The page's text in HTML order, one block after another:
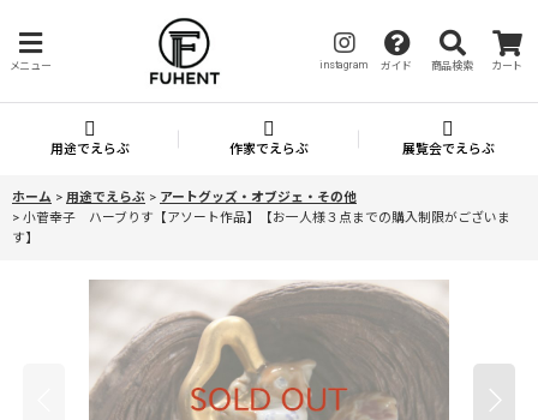
メニュー instagram ガイド 商品検索 カート
用途でえらぶ 作家でえらぶ 展覧会でえらぶ
ホーム > 用途でえらぶ > アートグッズ・オブジェ・その他
> 小菅幸子 ハーブりす【アソート作品】【お一人様３点までの購入制限がございま
す】